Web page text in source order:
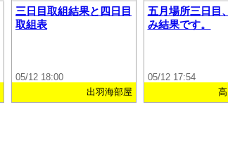
三日目取組結果と四日目
取組表
05/12 18:00
出羽海部屋
五月場所三日目
み結果です。
05/12 17:54